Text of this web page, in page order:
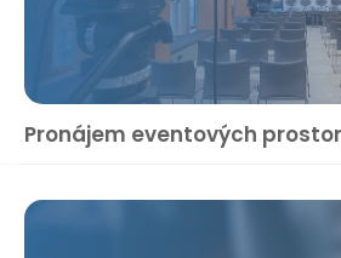
Pronájem eventových